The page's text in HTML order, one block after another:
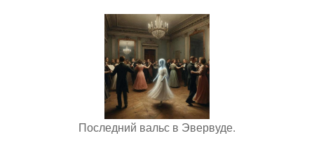
Последний вальс в Эвервуде.